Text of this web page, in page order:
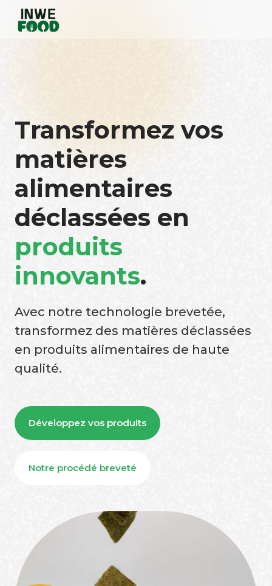
Transformez vos
matières
alimentaires
déclassées en
produits
innovants.
Avec notre technologie brevetée,
transformez des matières déclassées
en produits alimentaires de haute
qualité.
Développez vos produits
Notre procédé breveté